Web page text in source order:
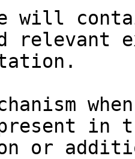
will
relevant
in
or